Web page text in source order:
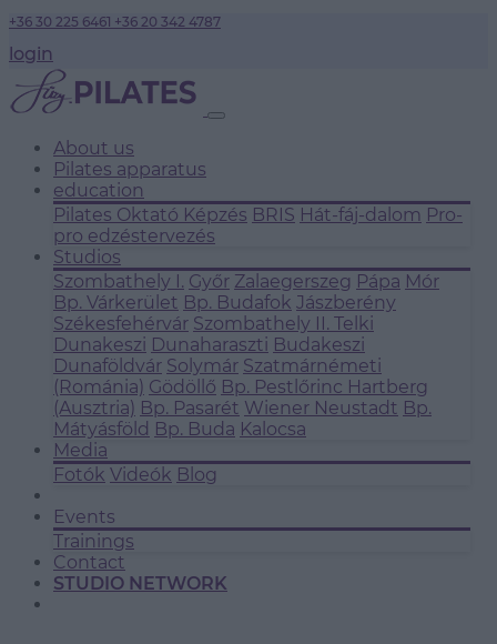
+36 30 225 6461 +36 20 342 4787
login
About us
Pilates apparatus
education
Pilates Oktató Képzés BRIS Hát-fáj-dalom Pro-
pro edzéstervezés
Studios
Szombathely I. Győr Zalaegerszeg Pápa Mór
Bp. Várkerület Bp. Budafok Jászberény
Székesfehérvár Szombathely II. Telki
Dunakeszi Dunaharaszti Budakeszi
Dunaföldvár Solymár Szatmárnémeti
(Románia) Gödöllő Bp. Pestlőrinc Hartberg
(Ausztria) Bp. Pasarét Wiener Neustadt Bp.
Mátyásföld Bp. Buda Kalocsa
Media
Fotók Videók Blog
Events
Trainings
Contact
STUDIO NETWORK